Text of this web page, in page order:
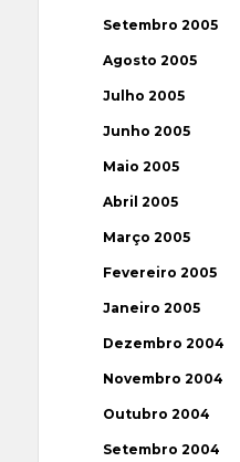
Setembro 2005
Agosto 2005
Julho 2005
Junho 2005
Maio 2005
Abril 2005
Março 2005
Fevereiro 2005
Janeiro 2005
Dezembro 2004
Novembro 2004
Outubro 2004
Setembro 2004